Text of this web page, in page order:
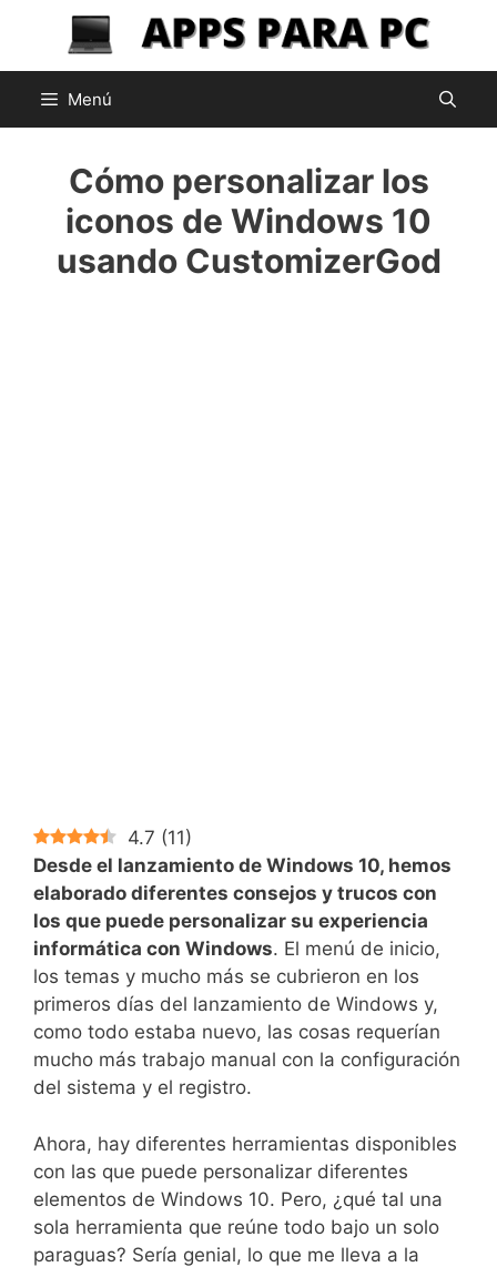
contenido
Menú
Cómo personalizar los
iconos de Windows 10
usando CustomizerGod
4.7 (11)
Desde el lanzamiento de Windows 10, hemos
elaborado diferentes consejos y trucos con
los que puede personalizar su experiencia
informática con Windows. El menú de inicio,
los temas y mucho más se cubrieron en los
primeros días del lanzamiento de Windows y,
como todo estaba nuevo, las cosas requerían
mucho más trabajo manual con la configuración
del sistema y el registro.
Ahora, hay diferentes herramientas disponibles
con las que puede personalizar diferentes
elementos de Windows 10. Pero, ¿qué tal una
sola herramienta que reúne todo bajo un solo
paraguas? Sería genial, lo que me lleva a la